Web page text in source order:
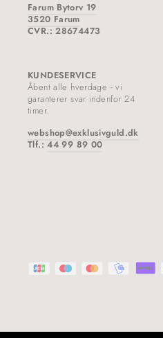
Farum Bytorv 19
3520 Farum
CVR.: 28674473
KUNDESERVICE
Åbent alle hverdage - vi
garanterer svar indenfor 24
timer.
webshop@exklusivguld.dk
Tlf.:44 99 89 00